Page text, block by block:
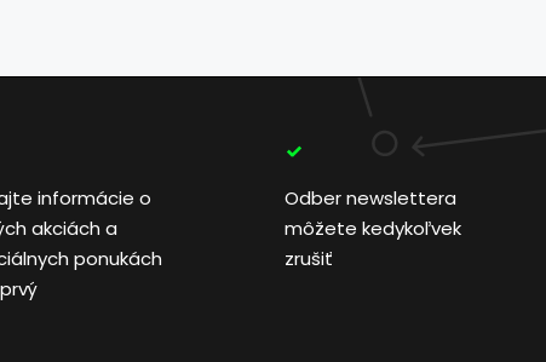
informácie o
akciách a
ponukách
Odber newslettera
môžete kedykoľvek
zrušiť